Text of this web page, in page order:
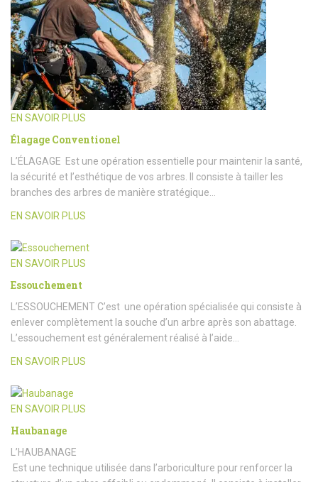
EN SAVOIR PLUS
Élagage Conventionel
L’ÉLAGAGE Est une opération essentielle pour maintenir la santé,
la sécurité et l’esthétique de vos arbres. Il consiste à tailler les
branches des arbres de manière stratégique…
EN SAVOIR PLUS
EN SAVOIR PLUS
Essouchement
L’ESSOUCHEMENT C’est une opération spécialisée qui consiste à
enlever complètement la souche d’un arbre après son abattage.
L’essouchement est généralement réalisé à l’aide…
EN SAVOIR PLUS
EN SAVOIR PLUS
Haubanage
L’HAUBANAGE
Est une technique utilisée dans l’arboriculture pour renforcer la